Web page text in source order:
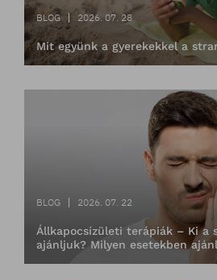
BLOG 2026. 07. 28
Mit együnk a gyerekekkel a
BLOG 2026. 07. 22
Állkapocsízületi terápiák – Ki a
ajánljuk? Milyen esetekben